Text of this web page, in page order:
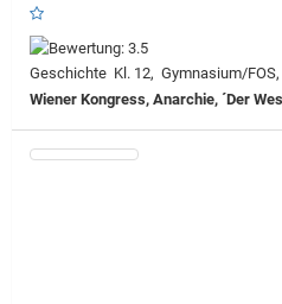
Geschichte Kl. 12, Gymnasium/FOS,
Wiener Kongress, Anarchie, ´Der